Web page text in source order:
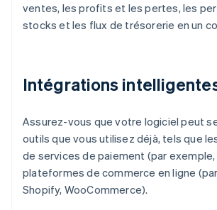
ventes, les profits et les pertes, les
stocks et les flux de trésorerie en un
Intégrations
Assurez-vous que votre logiciel peut
outils que vous utilisez déjà, tels que
de services de paiement (par
plateformes de commerce en ligne
Shopify, WooCommerce).